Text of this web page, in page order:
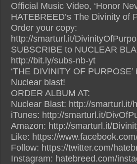
Official Music Video, ‘Honor
HATEBREED’s The Divinity of
Order your copy:
http://smarturl.it/
SUBSCRIBE to NUCLEAR
http://bit.ly/subs-nb-yt
‘THE DIVINITY OF
Nuclear blast!
ORDER ALBUM AT:
Nuclear Blast: http://smarturl.it/
iTunes: http://smarturl.it/
Amazon: http://smarturl.it/
Like: https://
Follow: https://twitter.com/
Instagram: hatebreed.com/